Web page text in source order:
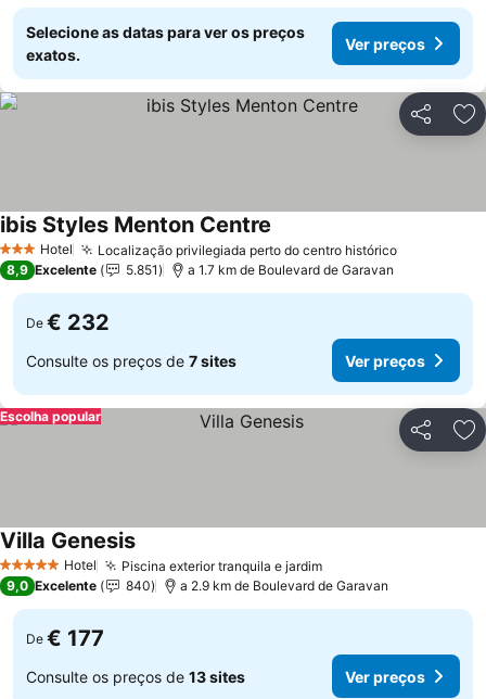
Selecione as datas para ver os preços
exatos.
Ver preços
Partilhar
3 EstrelasHotel Localização privilegiada perto do centro histórico
ibis Styles Menton Centre
8,9 Excelente 5.851 a 1.7 km de Boulevard de Garavan
De € 232
Consulte os preços de 7 sites Ver preços
Partilhar
Escolha popular
5 Estrelas Hotel Piscina exterior tranquila e jardim
Villa Genesis
9,0 Excelente 840 a 2.9 km de Boulevard de Garavan
De € 177
Consulte os preços de 13 sites Ver preços